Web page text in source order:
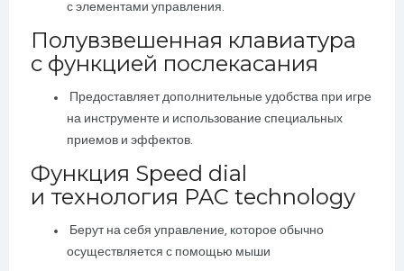
с элементами управления.
Полувзвешенная клавиатура
с функцией послекасания
Предоставляет дополнительные удобства при игре
на инструменте и использование специальных
приемов и эффектов.
Функция Speed dial
и технология PAC technology
Берут на себя управление, которое обычно
осуществляется с помощью мыши